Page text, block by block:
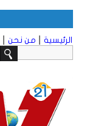
الرئيسية من نحن